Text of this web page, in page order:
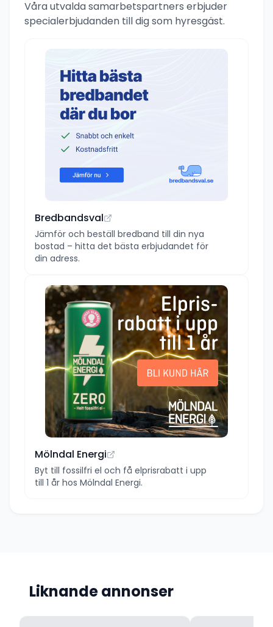
Våra utvalda samarbetspartners erbjuder
specialerbjudanden till dig som hyresgäst.
Bredbandsval
Jämför och beställ bredband till din nya
bostad – hitta det bästa erbjudandet för
din adress.
Mölndal Energi
Byt till fossilfri el och få elprisrabatt i upp
till 1 år hos Mölndal Energi.
Liknande annonser